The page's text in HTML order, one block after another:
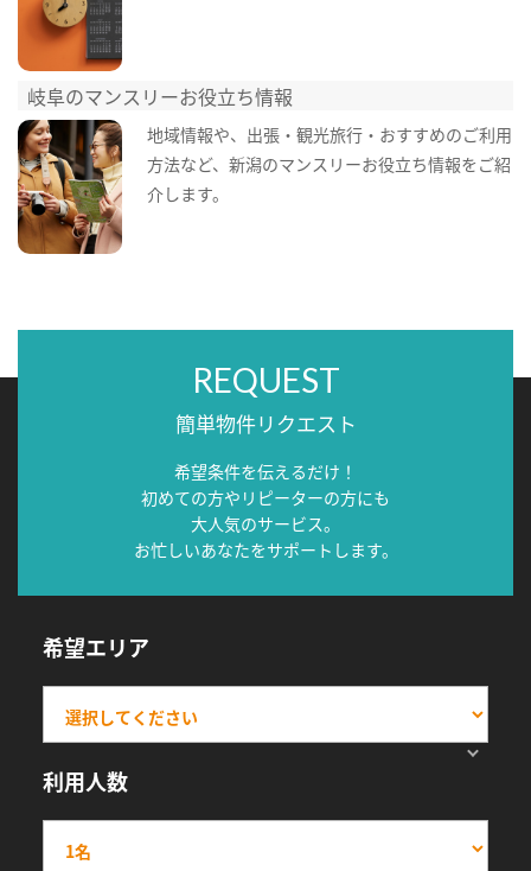
岐阜のマンスリーお役立ち情報
地域情報や、出張・観光旅行・おすすめのご利用
方法など、新潟のマンスリーお役立ち情報をご紹
介します。
REQUEST
簡単物件リクエスト
希望条件を伝えるだけ！
初めての方やリピーターの方にも
大人気のサービス。
お忙しいあなたをサポートします。
希望エリア
利用人数